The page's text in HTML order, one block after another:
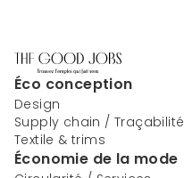
Éco conception
Design
Supply chain / Traçabilité
Textile & trims
Économie de la mode